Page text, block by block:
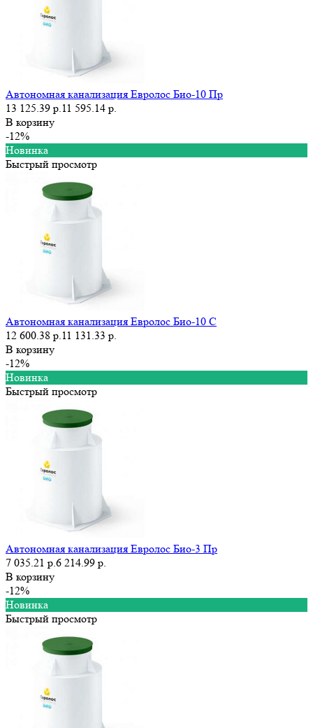
Автономная канализация Евролос Био-10 Пр
13 125.39 р.11 595.14 р.
В корзину
-12%
Новинка
Быстрый просмотр
Автономная канализация Евролос Био-10 С
12 600.38 р.11 131.33 р.
В корзину
-12%
Новинка
Быстрый просмотр
Автономная канализация Евролос Био-3 Пр
7 035.21 р.6 214.99 р.
В корзину
-12%
Новинка
Быстрый просмотр